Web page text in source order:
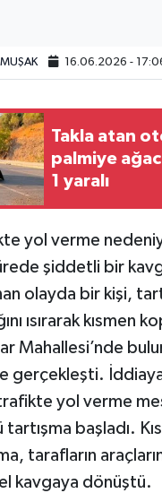
16.06.2026 -
Takla atan
palmiye
1 yaralı
yol verme
şiddetli bir
olayda bir kişi,
ısırarak kısmen
Mahallesi’nde
gerçekleşti.
yol verme
başladı.
tarafların
kavgaya dönüştü.